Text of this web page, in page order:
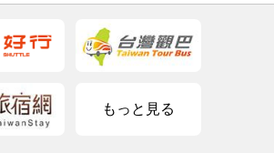
もっと見る